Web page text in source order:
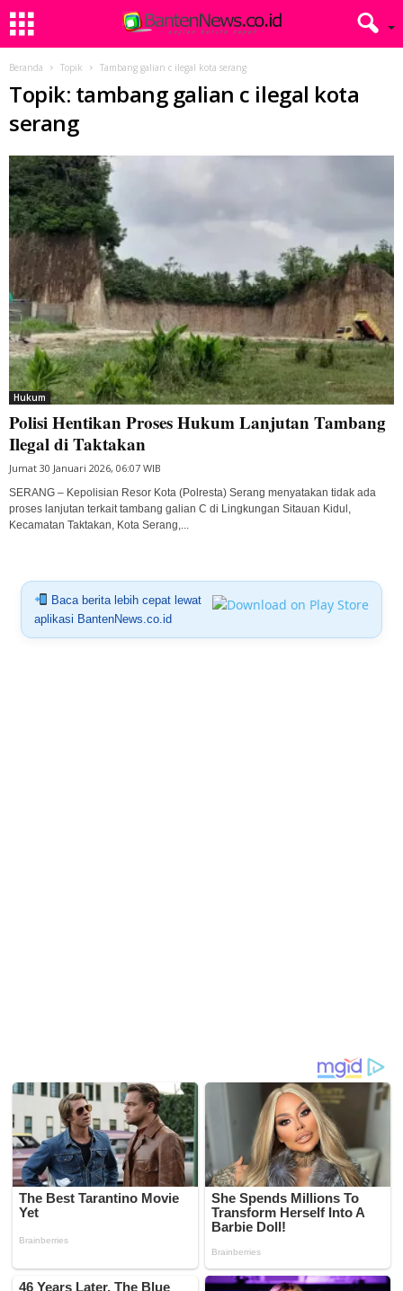
Beranda Topik Tambang galian c ilegal kota serang
Topik: tambang galian c ilegal kota
serang
Hukum
Polisi Hentikan Proses Hukum Lanjutan Tambang
Ilegal di Taktakan
Jumat 30 Januari 2026, 06:07 WIB
SERANG – Kepolisian Resor Kota (Polresta) Serang menyatakan tidak ada
proses lanjutan terkait tambang galian C di Lingkungan Sitauan Kidul,
Kecamatan Taktakan, Kota Serang,...
Baca berita lebih cepat lewat
aplikasi BantenNews.co.id